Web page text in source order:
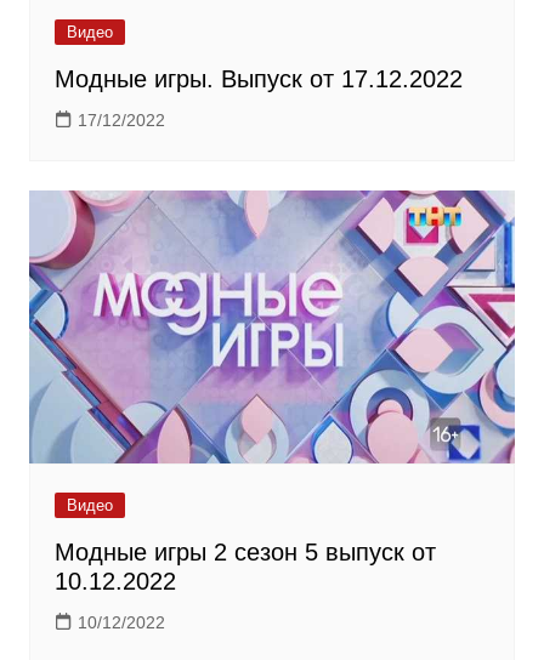
Видео
Модные игры. Выпуск от 17.12.2022
17/12/2022
Видео
Модные игры 2 сезон 5 выпуск от
10.12.2022
10/12/2022